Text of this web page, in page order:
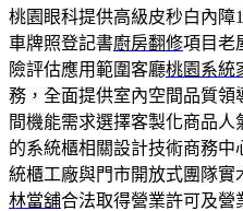
桃園眼科提供高級皮秒白內障
車牌照登記書廚房翻修項目老
險評估應用範圍客廳桃園系統
務，全面提供室內空間品質領
間機能需求選擇客製化商品人
的系統櫃相關設計技術商務中
統櫃工廠與門市開放式團隊
林當舖合法取得營業許可及營